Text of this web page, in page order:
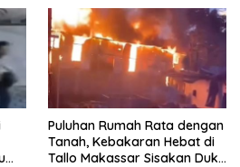
Puluhan Rumah Rata dengan
Tanah, Kebakaran Hebat di
Tallo Makassar Sisakan Duka